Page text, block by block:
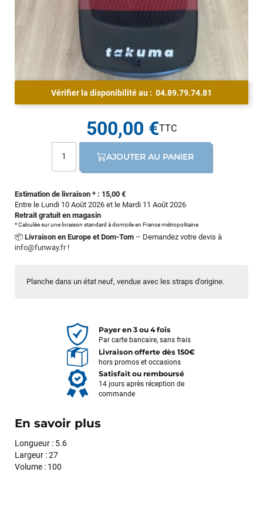
Planche dans un état neuf, vendue avec les straps d'origine.
Vérifier la disponibilité au : 04.89.79.74.81
Estimation de livraison * : 15,00 €
Entre le Lundi 10 Août 2026 et le Mardi 11 Août 2026
Retrait gratuit en magasin
* Calculée sur une livraison standard à domicile en France métropolitaine
📦 Livraison en Europe et Dom-Tom – Demandez votre devis à
info@funway.fr!
500,00 €
AJOUTER AU PANIER
Payer en 3 ou 4 fois
Par carte bancaire, sans frais
Livraison offerte dès 150€
hors promos et occasions
Satisfait ou remboursé
14 jours après réception de
commande
En savoir plus
Longueur : 5.6
Largeur : 27
Volume : 100